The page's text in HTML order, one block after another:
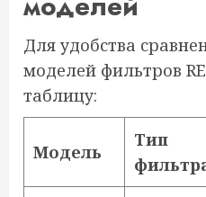
Для удобства
моделей фильтров
таблицу:
Модель
Тип